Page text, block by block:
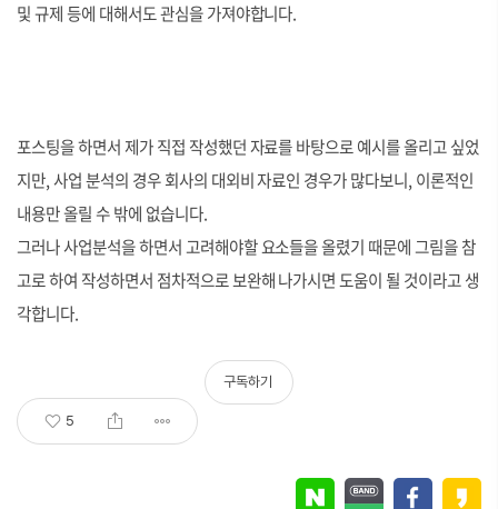
및 규제 등에 대해서도 관심을 가져야합니다.
포스팅을 하면서 제가 직접 작성했던 자료를 바탕으로 예시를 올리고 싶었
지만, 사업 분석의 경우 회사의 대외비 자료인 경우가 많다보니, 이론적인
내용만 올릴 수 밖에 없습니다.
그러나 사업분석을 하면서 고려해야할 요소들을 올렸기 때문에 그림을 참
고로 하여 작성하면서 점차적으로 보완해 나가시면 도움이 될 것이라고 생
각합니다.
5
구독하기